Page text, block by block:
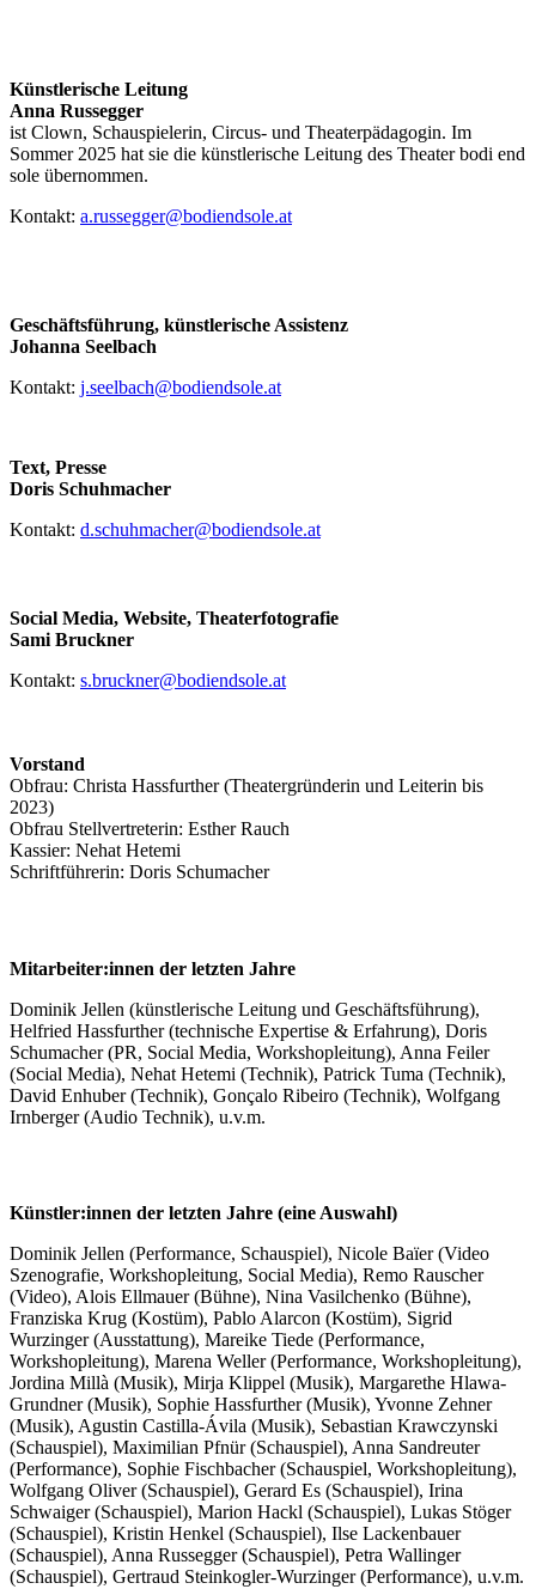
Künstlerische Leitung
Anna Russegger
ist Clown, Schauspielerin, Circus- und Theaterpädagogin. Im
Sommer 2025 hat sie die künstlerische Leitung des Theater bodi end
sole übernommen.
Kontakt: a.russegger@bodiendsole.at
Geschäftsführung, künstlerische Assistenz
Johanna Seelbach
Kontakt: j.seelbach@bodiendsole.at
Text, Presse
Doris Schuhmacher
Kontakt: d.schuhmacher@bodiendsole.at
Social Media, Website, Theaterfotografie
Sami Bruckner
Kontakt: s.bruckner@bodiendsole.at
Vorstand
Obfrau: Christa Hassfurther (Theatergründerin und Leiterin bis
2023)
Obfrau Stellvertreterin: Esther Rauch
Kassier: Nehat Hetemi
Schriftführerin: Doris Schumacher
Mitarbeiter:innen der letzten Jahre
Dominik Jellen (künstlerische Leitung und Geschäftsführung),
Helfried Hassfurther (technische Expertise & Erfahrung), Doris
Schumacher (PR, Social Media, Workshopleitung), Anna Feiler
(Social Media), Nehat Hetemi (Technik), Patrick Tuma (Technik),
David Enhuber (Technik), Gonçalo Ribeiro (Technik), Wolfgang
Irnberger (Audio Technik), u.v.m.
Künstler:innen der letzten Jahre (eine Auswahl)
Dominik Jellen (Performance, Schauspiel), Nicole Baïer (Video
Szenografie, Workshopleitung, Social Media), Remo Rauscher
(Video), Alois Ellmauer (Bühne), Nina Vasilchenko (Bühne),
Franziska Krug (Kostüm), Pablo Alarcon (Kostüm), Sigrid
Wurzinger (Ausstattung), Mareike Tiede (Performance,
Workshopleitung), Marena Weller (Performance, Workshopleitung),
Jordina Millà (Musik), Mirja Klippel (Musik), Margarethe Hlawa-
Grundner (Musik), Sophie Hassfurther (Musik), Yvonne Zehner
(Musik), Agustin Castilla-Ávila (Musik), Sebastian Krawczynski
(Schauspiel), Maximilian Pfnür (Schauspiel), Anna Sandreuter
(Performance), Sophie Fischbacher (Schauspiel, Workshopleitung),
Wolfgang Oliver (Schauspiel), Gerard Es (Schauspiel), Irina
Schwaiger (Schauspiel), Marion Hackl (Schauspiel), Lukas Stöger
(Schauspiel), Kristin Henkel (Schauspiel), Ilse Lackenbauer
(Schauspiel), Anna Russegger (Schauspiel), Petra Wallinger
(Schauspiel), Gertraud Steinkogler-Wurzinger (Performance), u.v.m.